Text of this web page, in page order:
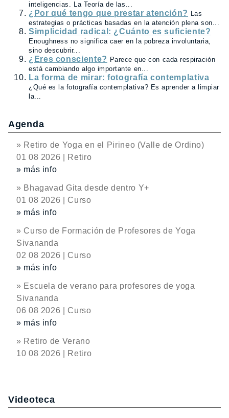
inteligencias. La Teoría de las...
¿Por qué tengo que prestar atención? Las
estrategias o prácticas basadas en la atención plena son...
Simplicidad radical: ¿Cuánto es suficiente?
Enoughness no significa caer en la pobreza involuntaria,
sino descubrir...
¿Eres consciente? Parece que con cada respiración
está cambiando algo importante en...
La forma de mirar: fotografía contemplativa
¿Qué es la fotografía contemplativa? Es aprender a limpiar
la...
Agenda
» Retiro de Yoga en el Pirineo (Valle de Ordino)
01 08 2026 | Retiro
» más info
» Bhagavad Gita desde dentro Y+
01 08 2026 | Curso
» más info
» Curso de Formación de Profesores de Yoga
Sivananda
02 08 2026 | Curso
» más info
» Escuela de verano para profesores de yoga
Sivananda
06 08 2026 | Curso
» más info
» Retiro de Verano
10 08 2026 | Retiro
Videoteca